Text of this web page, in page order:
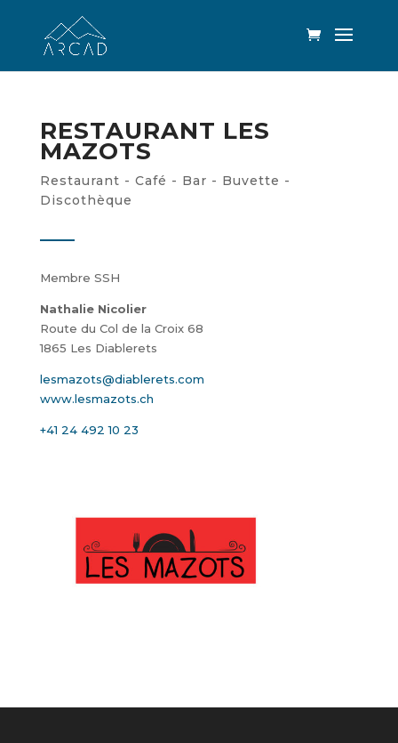
RESTAURANT LES
MAZOTS
Restaurant - Café - Bar - Buvette -
Discothèque
Membre SSH
Nathalie Nicolier
Route du Col de la Croix 68
1865 Les Diablerets
lesmazots@diablerets.com
www.lesmazots.ch
+41 24 492 10 23